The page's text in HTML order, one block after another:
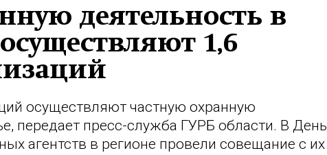
деятельность в
1,6
осуществляют частную охранную
передает пресс-служба ГУРБ области. В День
агентств в регионе провели совещание с их